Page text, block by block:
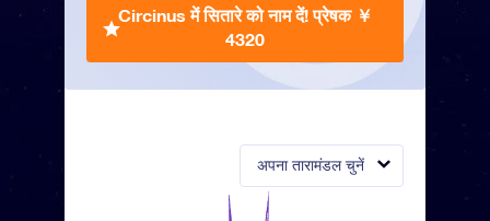
अपना तारामंडल चुनें
Circinus में सितारे को नाम दें!प्रेषक ￥
4320